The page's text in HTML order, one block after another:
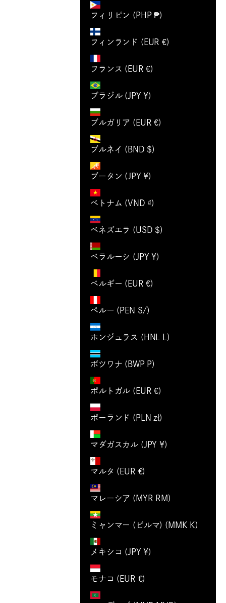
フィリピン (PHP ₱)
フィンランド (EUR €)
フランス (EUR €)
ブラジル (JPY ¥)
ブルガリア (EUR €)
ブルネイ (BND $)
ブータン (JPY ¥)
ベトナム (VND ₫)
ベネズエラ (USD $)
ベラルーシ (JPY ¥)
ベルギー (EUR €)
ペルー (PEN S/)
ホンジュラス (HNL L)
ボツワナ (BWP P)
ポルトガル (EUR €)
ポーランド (PLN zł)
マダガスカル (JPY ¥)
マルタ (EUR €)
マレーシア (MYR RM)
ミャンマー (ビルマ) (MMK K)
メキシコ (JPY ¥)
モナコ (EUR €)